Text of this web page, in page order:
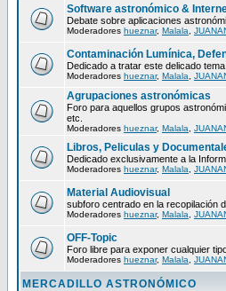
Software astronómico &
Debate sobre aplicaciones
Moderadores hueznar, Malala
Contaminación Lumínica,
Dedicado a tratar este delicado
Moderadores hueznar, Malala
Agrupaciones astronómicas
Foro para aquellos grupos
etc.
Moderadores hueznar, Malala
Libros, Peliculas y
Dedicado exclusivamente a la
Moderadores hueznar, Malala
Material Audiovisual
subforo centrado en la recopilación
Moderadores hueznar, Malala
OFF-Topic
Foro libre para exponer cualquier
Moderadores hueznar, Malala
MERCADILLO ASTRONÓMICO